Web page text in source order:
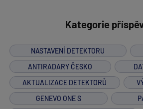
Kategorie
NASTAVENÍ DETEKTORU
ANTIRADARY ČESKO
AKTUALIZACE DETEKTORŮ
GENEVO ONE S